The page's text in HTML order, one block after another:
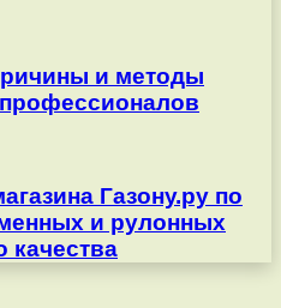
и методы
Газону.ру по
и рулонных
качества